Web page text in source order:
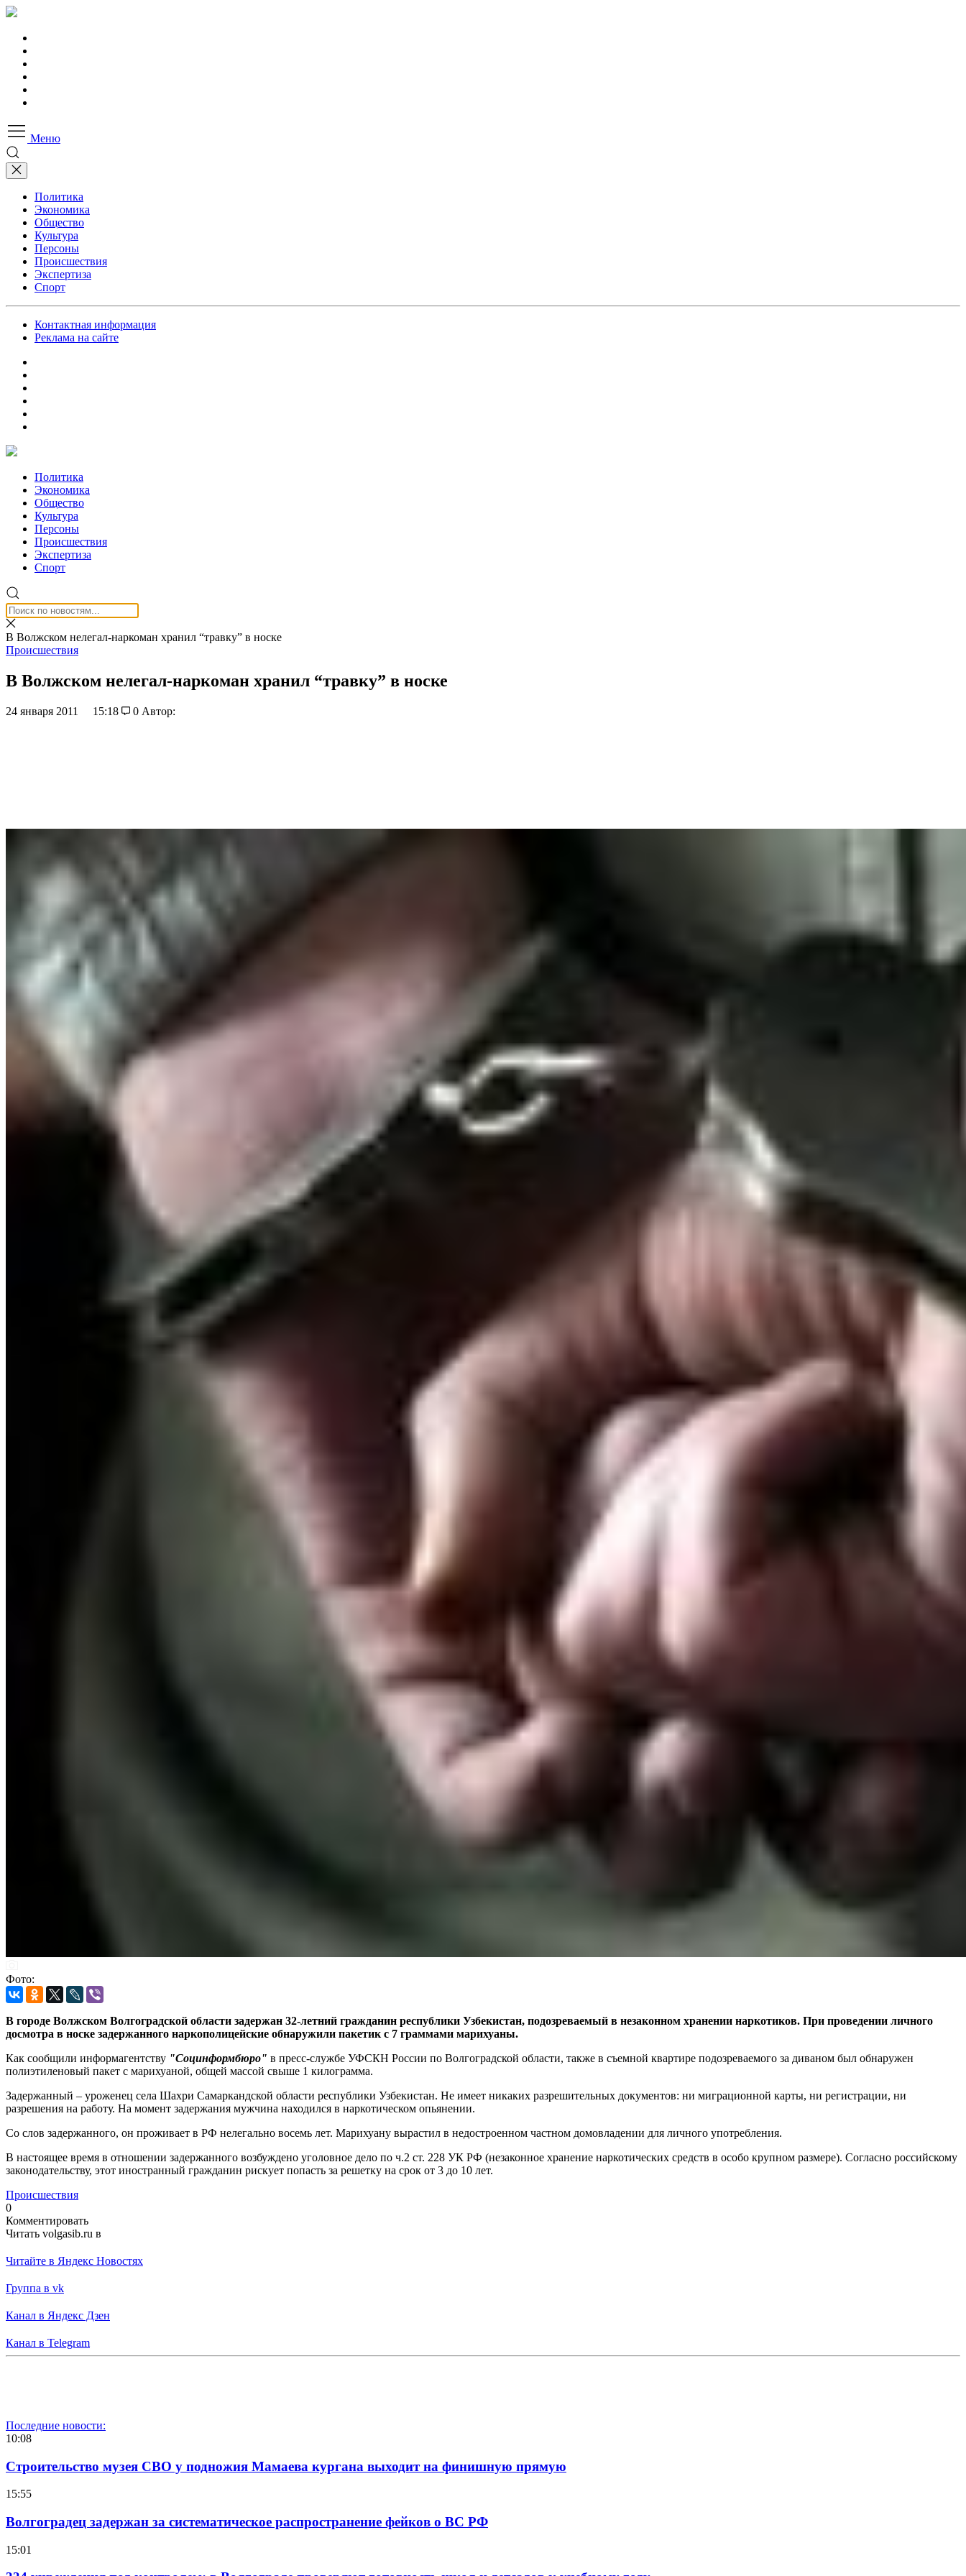
Меню
Политика
Экономика
Общество
Культура
Персоны
Происшествия
Экспертиза
Спорт
Контактная информация
Реклама на сайте
Политика
Экономика
Общество
Культура
Персоны
Происшествия
Экспертиза
Спорт
В Волжском нелегал-наркоман хранил “травку” в носке
Происшествия
В Волжском нелегал-наркоман хранил “травку” в носке
24 января 2011 15:18 0 Автор:
Фото:
В городе Волжском Волгоградской области задержан 32-летний гражданин республики Узбекистан, подозреваемый в незаконном хранении наркотиков. При проведении личного
досмотра в носке задержанного наркополицейские обнаружили пакетик с 7 граммами марихуаны.
Как сообщили информагентству "Социнформбюро" в пресс-службе УФСКН России по Волгоградской области, также в съемной квартире подозреваемого за диваном был обнаружен
полиэтиленовый пакет с марихуаной, общей массой свыше 1 килограмма.
Задержанный – уроженец села Шахри Самаркандской области республики Узбекистан. Не имеет никаких разрешительных документов: ни миграционной карты, ни регистрации, ни
разрешения на работу. На момент задержания мужчина находился в наркотическом опьянении.
Со слов задержанного, он проживает в РФ нелегально восемь лет. Марихуану вырастил в недостроенном частном домовладении для личного употребления.
В настоящее время в отношении задержанного возбуждено уголовное дело по ч.2 ст. 228 УК РФ (незаконное хранение наркотических средств в особо крупном размере). Согласно российскому
законодательству, этот иностранный гражданин рискует попасть за решетку на срок от 3 до 10 лет.
Происшествия
0
Комментировать
Читать volgasib.ru в
Читайте в Яндекс Новостях
Группа в vk
Канал в Яндекс Дзен
Канал в Telegram
Последние новости:
10:08
Строительство музея СВО у подножия Мамаева кургана выходит на финишную прямую
15:55
Волгоградец задержан за систематическое распространение фейков о ВС РФ
15:01